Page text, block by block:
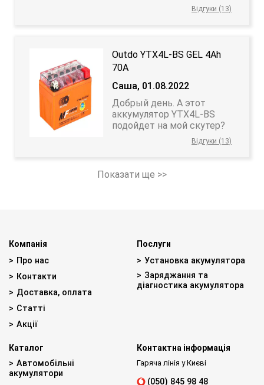
Відгуки (13)
Outdo YTX4L-BS GEL 4Аh
70А
Саша, 01.08.2022
Добрый день. А этот
аккумулятор YTX4L-BS
подойдет на мой скутер?
Відгуки (13)
Показати ще >>
Компанія
Про нас
Контакти
Доставка, оплата
Статті
Акції
Послуги
Установка акумулятора
Заряджання та
діагностика акумулятора
Каталог
Автомобільні
акумулятори
Контактна інформація
Гаряча лінія у Києві
(050) 845 98 48